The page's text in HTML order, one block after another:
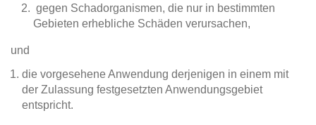
gegen Schadorganismen, die nur in bestimmten
Gebieten erhebliche Schäden verursachen,
und
die vorgesehene Anwendung derjenigen in einem mit
der Zulassung festgesetzten Anwendungsgebiet
entspricht.